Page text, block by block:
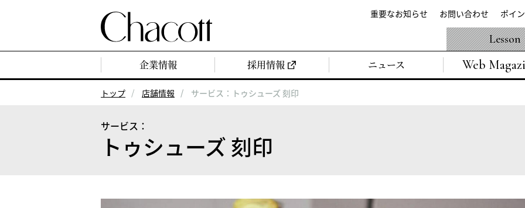
重要なお知らせ お問い合わせ ポイ
企業情報 採用情報 ニュース Web
Lesson
トップ 店舗情報 サービス：トゥシューズ 刻印
サービス：
トゥシューズ 刻印